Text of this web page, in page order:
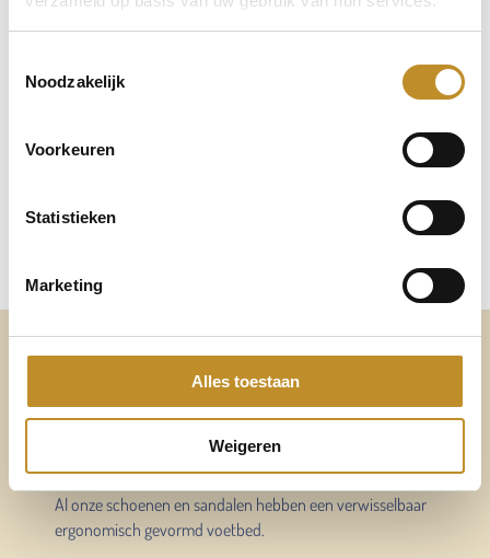
Noodzakelijk
Voorkeuren
Statistieken
Marketing
Alles toestaan
Weigeren
Altijd voldoende ruimte
voor mijn eigen voetbed
Verwisselbaar voetbed
Al onze schoenen en sandalen hebben een verwisselbaar
ergonomisch gevormd voetbed.